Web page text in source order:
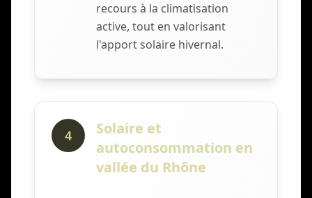
recours à la climatisation
active, tout en valorisant
l'apport solaire hivernal.
4
Solaire et
autoconsommation en
vallée du Rhône